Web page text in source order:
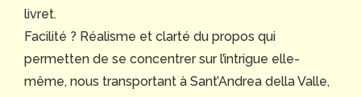
livret.
Facilité ? Réalisme et clarté du propos qui
permetten de se concentrer sur l’intrigue elle-
même, nous transportant à Sant’Andrea della Valle,